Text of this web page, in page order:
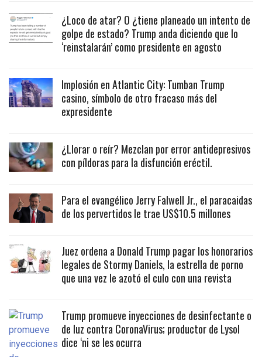
¿Loco de atar? O ¿tiene planeado un intento de
golpe de estado? Trump anda diciendo que lo
‘reinstalarán’ como presidente en agosto
Implosión en Atlantic City: Tumban Trump
casino, símbolo de otro fracaso más del
expresidente
¿Llorar o reír? Mezclan por error antidepresivos
con píldoras para la disfunción eréctil.
Para el evangélico Jerry Falwell Jr., el paracaidas
de los pervertidos le trae US$10.5 millones
Juez ordena a Donald Trump pagar los honorarios
legales de Stormy Daniels, la estrella de porno
que una vez le azotó el culo con una revista
Trump promueve inyecciones de desinfectante o
de luz contra CoronaVirus; productor de Lysol
dice ‘ni se les ocurra